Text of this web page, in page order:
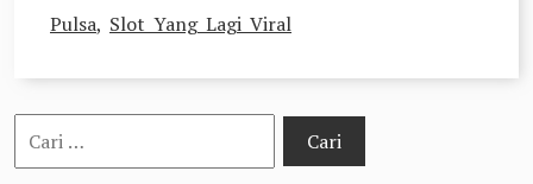
Pulsa, Slot Yang Lagi Viral
Cari
untuk: